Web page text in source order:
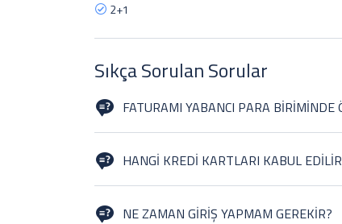
2+1
Sıkça Sorulan Sorular
FATURAMI YABANCI PARA BİRİMİNDE
HANGİ KREDİ KARTLARI KABUL
NE ZAMAN GİRİŞ YAPMAM GEREKİR?